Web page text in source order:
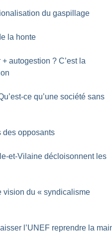
du gaspillage
la honte
autogestion ? C’est la
ce qu’une société sans
des opposants
et-Vilaine décloisonnent les
vision du « syndicalisme
l’UNEF reprendre la